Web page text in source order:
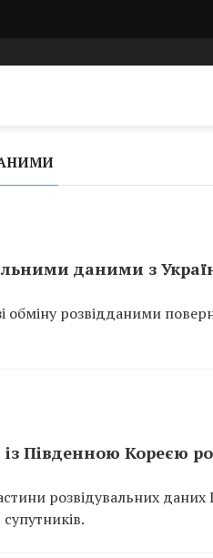
даними з
обміну розвідданими
Південною Кореєю
розвідувальних даних